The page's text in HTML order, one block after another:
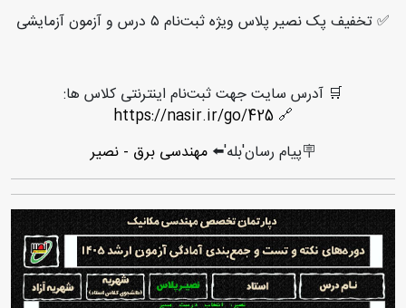
✅ تخفیف پک نصیر پلاس ویژه ثبت‌نام ۵ درس و آزمون آزمایشی
🛒 آدرس سایت جهت ثبت‌نام اینترنتی کلاس ها:
🔗
https://nasir.ir/go/425
🪧پیام رسان'بله'⬅️
مهندسی برق - نصیر